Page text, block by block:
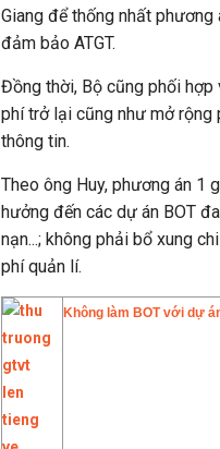
Giang để thống nhất
đảm bảo ATGT.
Đồng thời, Bộ cũng phối
phí trở lại cũng như mở rộng
thông tin.
Theo ông Huy, phương án 1
hưởng đến các dự án BOT
nạn...; không phải bổ xung
phí quản lí.
Không làm BOT với dự